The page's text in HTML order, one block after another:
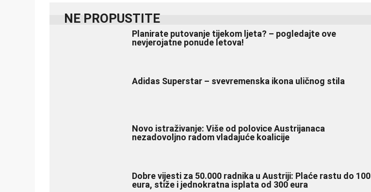
NE PROPUSTITE
Planirate putovanje tijekom ljeta? – pogledajte ove
nevjerojatne ponude letova!
Adidas Superstar – svevremenska ikona uličnog stila
Novo istraživanje: Više od polovice Austrijanaca
nezadovoljno radom vladajuće koalicije
Dobre vijesti za 50.000 radnika u Austriji: Plaće rastu do 100
eura, stiže i jednokratna isplata od 300 eura